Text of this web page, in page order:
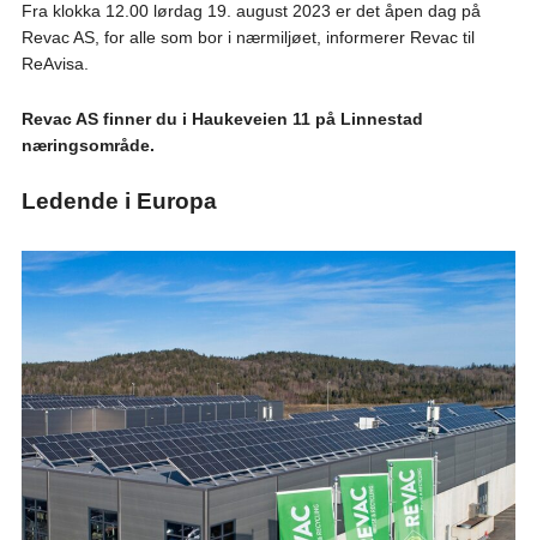
Fra klokka 12.00 lørdag 19. august 2023 er det åpen dag på
Revac AS, for alle som bor i nærmiljøet, informerer Revac til
ReAvisa.
Revac AS finner du i Haukeveien 11 på Linnestad
næringsområde.
Ledende i Europa